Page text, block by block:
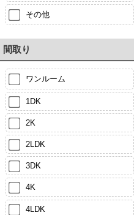
その他
間取り
ワンルーム
1DK
2K
2LDK
3DK
4K
4LDK